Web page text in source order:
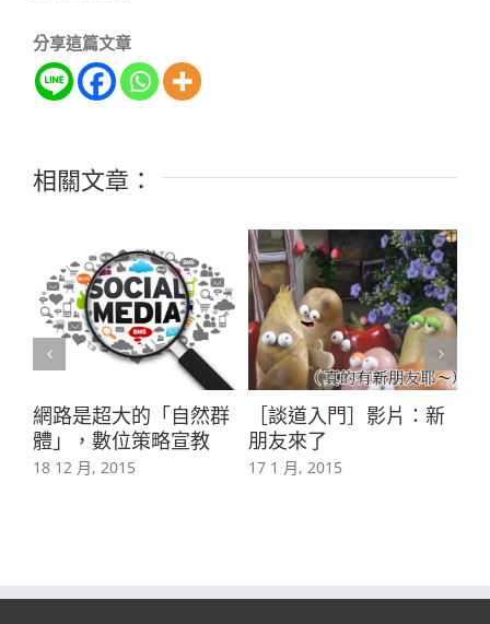
分享這篇文章
相關文章：
網路是超大的「自然群
體」，數位策略宣教
18 12 月, 2015
［談道入門］影片：新
朋友來了
17 1 月, 2015